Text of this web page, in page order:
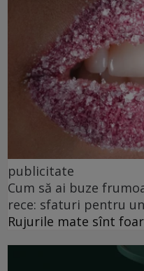
publicitate
Cum să ai buze
rece: sfaturi pentru
Rujurile mate sînt